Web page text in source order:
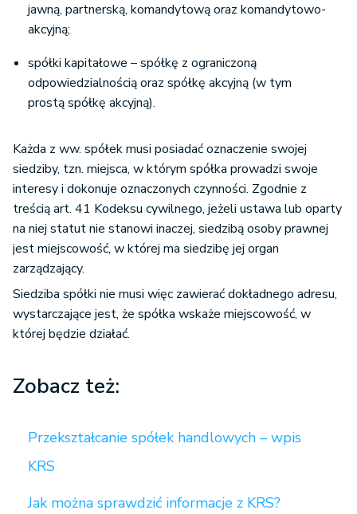
jawną, partnerską, komandytową oraz komandytowo-
akcyjną;
spółki kapitałowe – spółkę z ograniczoną
odpowiedzialnością oraz spółkę akcyjną (w tym
prostą spółkę akcyjną).
Każda z ww. spółek musi posiadać oznaczenie swojej
siedziby, tzn. miejsca, w którym spółka prowadzi swoje
interesy i dokonuje oznaczonych czynności. Zgodnie z
treścią art. 41 Kodeksu cywilnego, jeżeli ustawa lub oparty
na niej statut nie stanowi inaczej, siedzibą osoby prawnej
jest miejscowość, w której ma siedzibę jej organ
zarządzający.
Siedziba spółki nie musi więc zawierać dokładnego adresu,
wystarczające jest, że spółka wskaże miejscowość, w
której będzie działać.
Zobacz też:
Przekształcanie spółek handlowych – wpis
KRS
Jak można sprawdzić informacje z KRS?